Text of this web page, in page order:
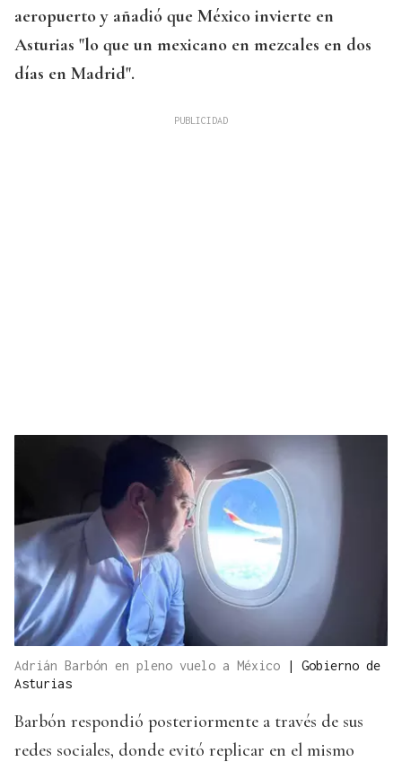
aeropuerto y añadió que México invierte en
Asturias "lo que un mexicano en mezcales en dos
días en Madrid".
Adrián Barbón en pleno vuelo a México | Gobierno de
Asturias
Barbón respondió posteriormente a través de sus
redes sociales, donde evitó replicar en el mismo